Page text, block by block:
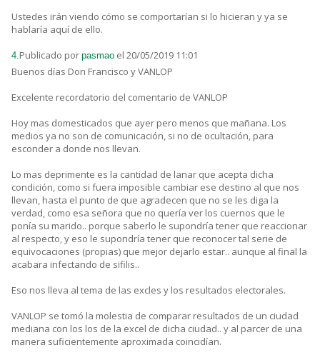
Ustedes irán viendo cómo se comportarían si lo hicieran y ya se
hablaría aquí de ello.
4.Publicado por pasmao el 20/05/2019 11:01
Buenos días Don Francisco y VANLOP
Excelente recordatorio del comentario de VANLOP
Hoy mas domesticados que ayer pero menos que mañana. Los
medios ya no son de comunicación, si no de ocultación, para
esconder a donde nos llevan.
Lo mas deprimente es la cantidad de lanar que acepta dicha
condición, como si fuera imposible cambiar ese destino al que nos
llevan, hasta el punto de que agradecen que no se les diga la
verdad, como esa señora que no quería ver los cuernos que le
ponía su marido.. porque saberlo le supondría tener que reaccionar
al respecto, y eso le supondría tener que reconocer tal serie de
equivocaciones (propias) que mejor dejarlo estar.. aunque al final la
acabara infectando de sifilis..
Eso nos lleva al tema de las excles y los resultados electorales.
VANLOP se tomó la molestia de comparar resultados de un ciudad
mediana con los los de la excel de dicha ciudad.. y al parcer de una
manera suficientemente aproximada coincidían.